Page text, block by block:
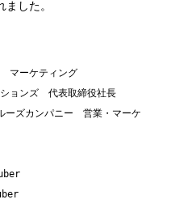
した。
マーケティング
ョンズ　代表取締役社長
ズカンパニー　営業・マーケ